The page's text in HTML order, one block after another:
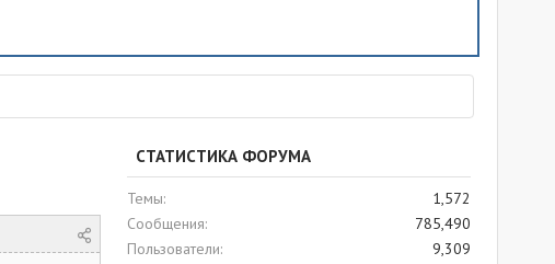
СТАТИСТИКА ФОРУМА
Темы
1,572
Сообщения
785,490
Пользователи
9,309